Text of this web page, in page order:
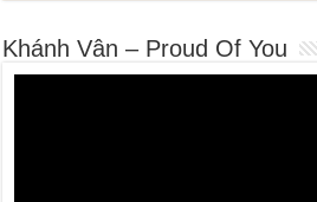
Khánh Vân – Proud Of You